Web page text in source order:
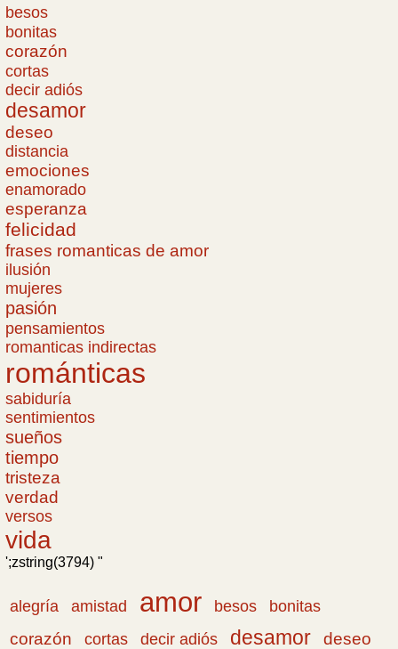
besos
bonitas
corazón
cortas
decir adiós
desamor
deseo
distancia
emociones
enamorado
esperanza
felicidad
frases romanticas de amor
ilusión
mujeres
pasión
pensamientos
romanticas indirectas
románticas
sabiduría
sentimientos
sueños
tiempo
tristeza
verdad
versos
vida
';zstring(3794) "
alegría amistad amor besos
bonitas
corazón
cortas decir adiós desamor deseo